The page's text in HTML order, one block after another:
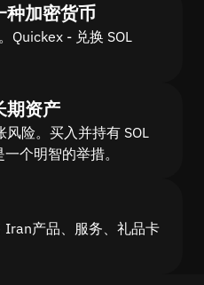
种加密货币
Quickex - 兑换 SOL
期资产
风险。买入并持有 SOL
个明智的举措。
Iran产品、服务、礼品卡